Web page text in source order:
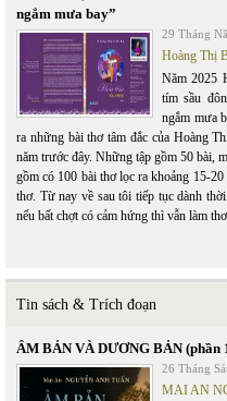
ngắm mưa bay”
29 Tháng
Hoàng Thị
Năm 2025
tím sầu
ngắm mưa
ra những bài thơ tâm đắc của Hoàng
năm trước đây. Những tập gồm 50 bài,
gồm có 100 bài thơ lọc ra khoảng 15-
thơ. Từ nay về sau tôi tiếp tục dành
nếu bất chợt có cảm hứng thì vẫn làm
Tin sách & Trích đoạn
ÂM BẢN VÀ DƯƠNG BẢN (phần
26 Tháng
MAI AN